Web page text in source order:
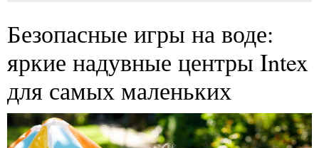
Безопасные игры на воде:
яркие надувные центры Intex
для самых маленьких